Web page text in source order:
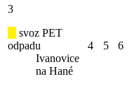
3
svoz PET
odpadu
Ivanovice
na Hané
4 5 6